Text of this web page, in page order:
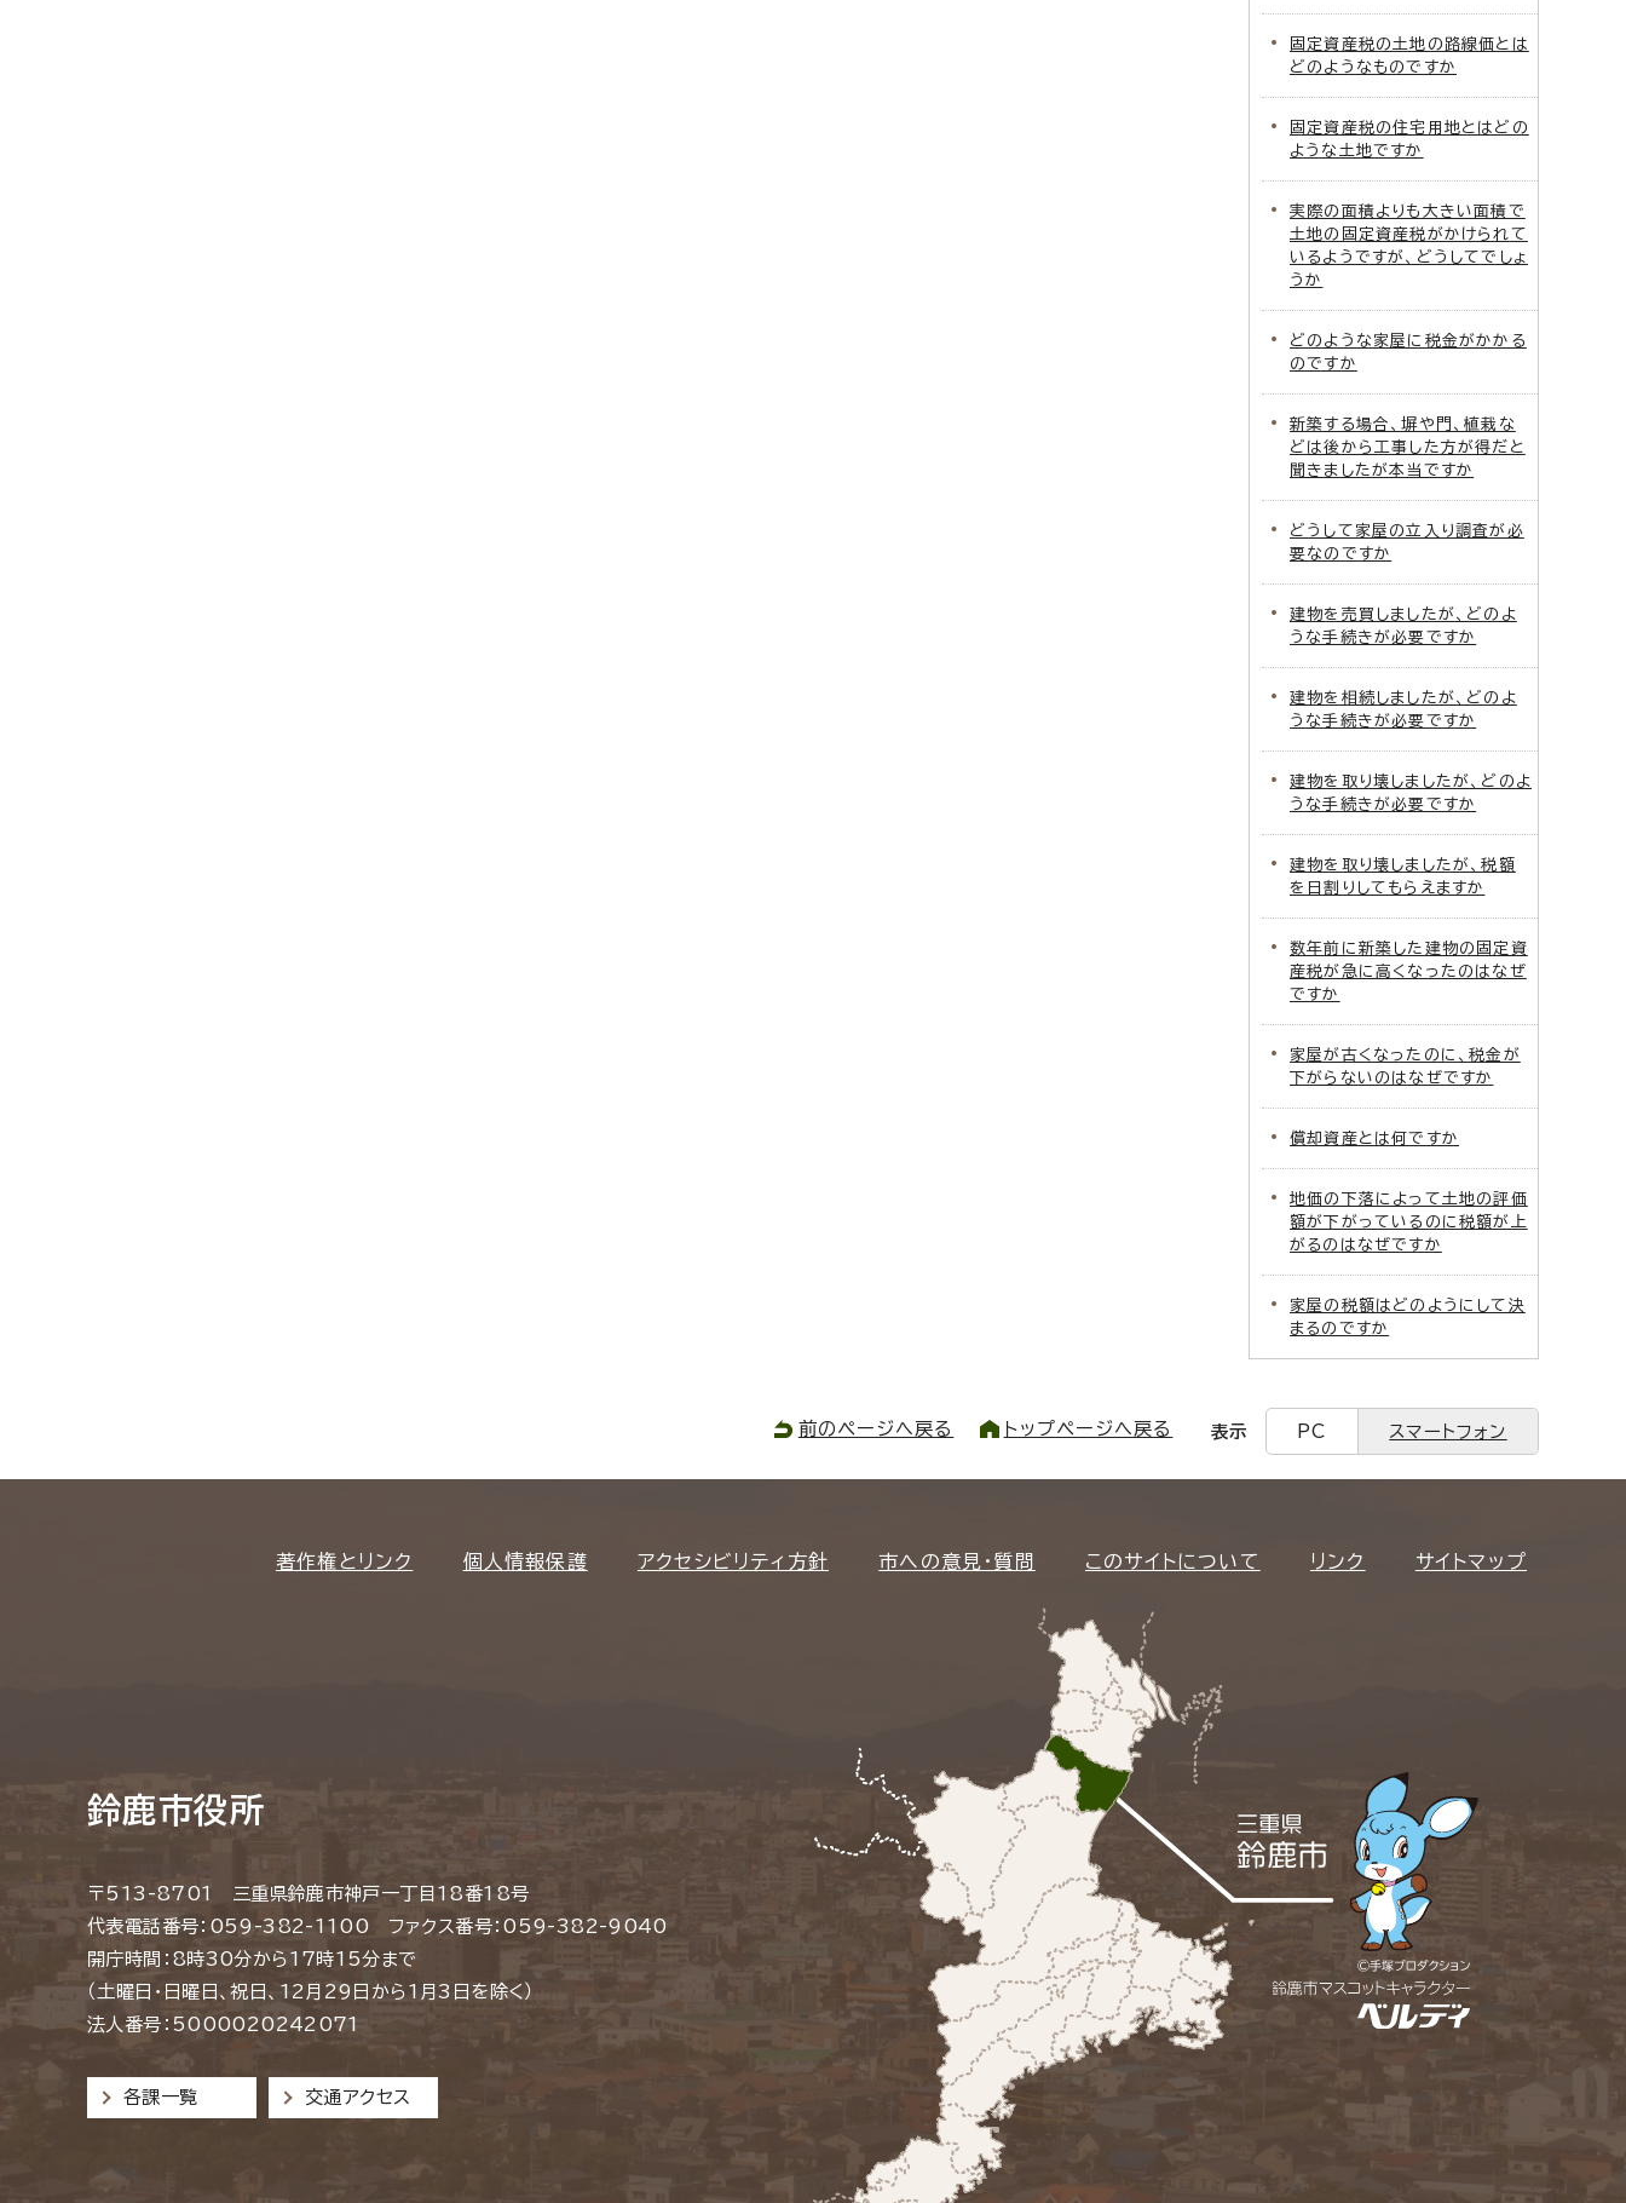
固定資産税の土地の路線価とは
どのようなものですか
固定資産税の住宅用地とはどの
ような土地ですか
実際の面積よりも大きい面積で
土地の固定資産税がかけられて
いるようですが、どうしてでしょ
うか
どのような家屋に税金がかかる
のですか
新築する場合、塀や門、植栽な
どは後から工事した方が得だと
聞きましたが本当ですか
どうして家屋の立入り調査が必
要なのですか
建物を売買しましたが、どのよ
うな手続きが必要ですか
建物を相続しましたが、どのよ
うな手続きが必要ですか
建物を取り壊しましたが、どのよ
うな手続きが必要ですか
建物を取り壊しましたが、税額
を日割りしてもらえますか
数年前に新築した建物の固定資
産税が急に高くなったのはなぜ
ですか
家屋が古くなったのに、税金が
下がらないのはなぜですか
償却資産とは何ですか
地価の下落によって土地の評価
額が下がっているのに税額が上
がるのはなぜですか
家屋の税額はどのようにして決
まるのですか
前のページへ戻る トップページへ戻る 表示 PC スマートフォン
著作権とリンク 個人情報保護 アクセシビリティ方針 市への意見・質問 このサイトについて リンク サイトマップ
鈴鹿市役所
〒513-8701 三重県鈴鹿市神戸一丁目18番18号
代表電話番号：059-382-1100 ファクス番号：059-382-9040
開庁時間：8時30分から17時15分まで
（土曜日・日曜日、祝日、12月29日から1月3日を除く）
法人番号：5000020242071
各課一覧 交通アクセス